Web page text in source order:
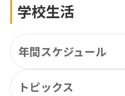
学校生活
年間スケジュール
トピックス